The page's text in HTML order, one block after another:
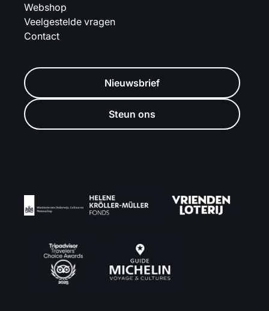
Webshop
Veelgestelde vragen
Contact
Nieuwsbrief
Steun ons